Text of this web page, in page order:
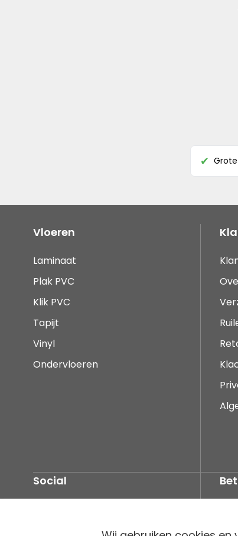
✔
Vloeren
Laminaat
Plak PVC
Klik PVC
Tapijt
Vinyl
Ondervloeren
Social